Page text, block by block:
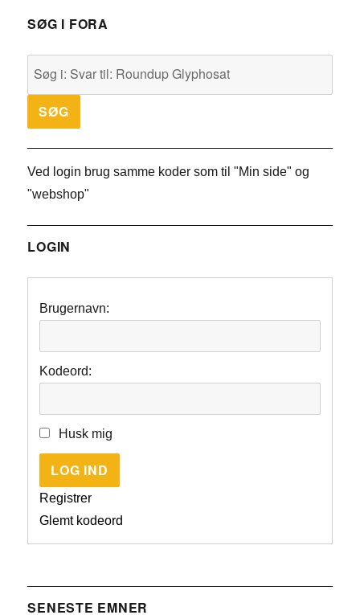
SØG I FORA
Ved login brug samme koder som til "Min side" og
"webshop"
LOGIN
Brugernavn:
Kodeord:
Husk mig
LOG IND
Registrer
Glemt kodeord
SENESTE EMNER